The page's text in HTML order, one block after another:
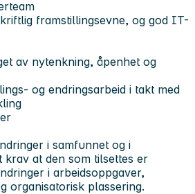
framstillingsevne, og god IT-
av nytenkning, åpenhet og
og endringsarbeid i takt med
i samfunnet og i
krav at den som tilsettes er
i arbeidsoppgaver,
organisatorisk plassering.